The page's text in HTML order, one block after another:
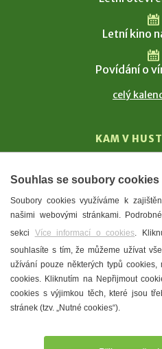
Letní kino
Povídání o
celý
KAM V
T. G.
Městské
Denní
Souhlas se soubory cookies
Soubory cookies využíváme k
našimi webovými stránkami.
sekci Více informací o cookies.
souhlasíte s tím, že můžeme užívat
užívání pouze některých typů
cookies. Kliknutím na Nepřijmout
cookies s výjimkou těch, které jsou
stránek (tzv. „Nutné cookies“).